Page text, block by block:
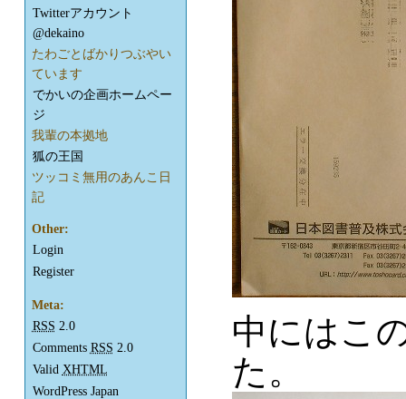
中にはこ
た。
Twitterアカウント
@dekaino
たわごとばかりつぶやい
ています
でかいの企画ホームペー
ジ
我輩の本拠地
狐の王国
ツッコミ無用のあんこ日
記
Other:
Login
Register
Meta:
RSS 2.0
Comments RSS 2.0
Valid XHTML
WordPress Japan